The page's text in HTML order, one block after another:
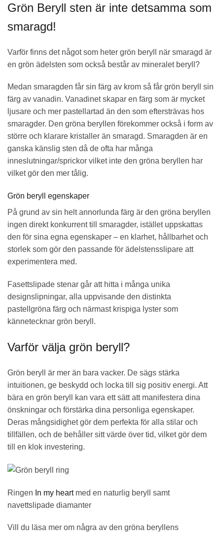
Grön Beryll sten är inte detsamma som
smaragd!
Varför finns det något som heter grön beryll när smaragd är
en grön ädelsten som också består av mineralet beryll?
Medan smaragden får sin färg av krom så får grön beryll sin
färg av vanadin. Vanadinet skapar en färg som är mycket
ljusare och mer pastellartad än den som eftersträvas hos
smaragder. Den gröna beryllen förekommer också i form av
större och klarare kristaller än smaragd. Smaragden är en
ganska känslig sten då de ofta har många
inneslutningar/sprickor vilket inte den gröna beryllen har
vilket gör den mer tålig.
Grön beryll egenskaper
På grund av sin helt annorlunda färg är den gröna beryllen
ingen direkt konkurrent till smaragder, istället uppskattas
den för sina egna egenskaper – en klarhet, hållbarhet och
storlek som gör den passande för ädelstensslipare att
experimentera med.
Fasettslipade stenar går att hitta i många unika
designslipningar, alla uppvisande den distinkta
pastellgröna färg och närmast krispiga lyster som
kännetecknar grön beryll.
Varför välja grön beryll?
Grön beryll är mer än bara vacker. De sägs stärka
intuitionen, ge beskydd och locka till sig positiv energi. Att
bära en grön beryll kan vara ett sätt att manifestera dina
önskningar och förstärka dina personliga egenskaper.
Deras mångsidighet gör dem perfekta för alla stilar och
tillfällen, och de behåller sitt värde över tid, vilket gör dem
till en klok investering.
Ringen In my heartmed en naturlig beryll samt
navettslipade diamanter
Vill du läsa mer om några av den gröna beryllens